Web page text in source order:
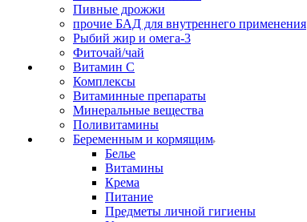
Пивные дрожжи
прочие БАД для внутреннего применения
Рыбий жир и омега-3
Фиточай/чай
Витамин С
Комплексы
Витаминные препараты
Минеральные вещества
Поливитамины
Беременным и кормящим
Белье
Витамины
Крема
Питание
Предметы личной гигиены